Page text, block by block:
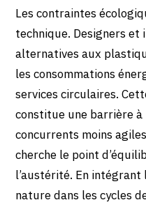
Les contraintes
technique. Designers et
alternatives aux
les consommations
services circulaires.
constitue une barrière à
concurrents moins
cherche le point
l’austérité. En intégrant
nature dans les cycles